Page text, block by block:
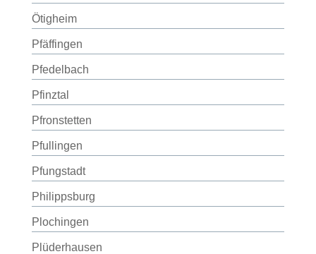
Ötigheim
Pfäffingen
Pfedelbach
Pfinztal
Pfronstetten
Pfullingen
Pfungstadt
Philippsburg
Plochingen
Plüderhausen